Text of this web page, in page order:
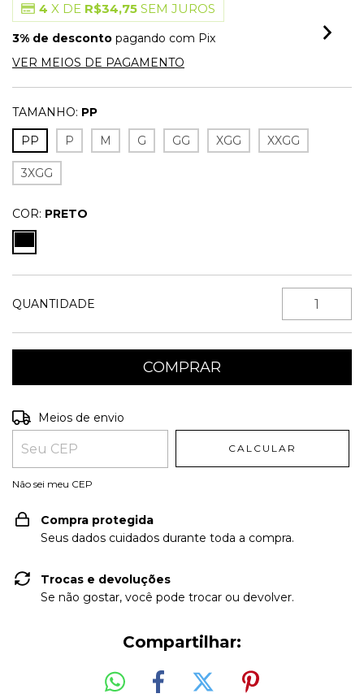
4 X DE R$34,75 SEM JUROS
3% de desconto pagando com Pix
VER MEIOS DE PAGAMENTO
TAMANHO: PP
PP
P M G GG XGG XXGG
3XGG
COR: PRETO
QUANTIDADE
Entregas para o CEP:
Meios de envio
CALCULAR
Não sei meu CEP
Compra protegida
Seus dados cuidados durante toda a compra.
Trocas e devoluções
Se não gostar, você pode trocar ou devolver.
Compartilhar: